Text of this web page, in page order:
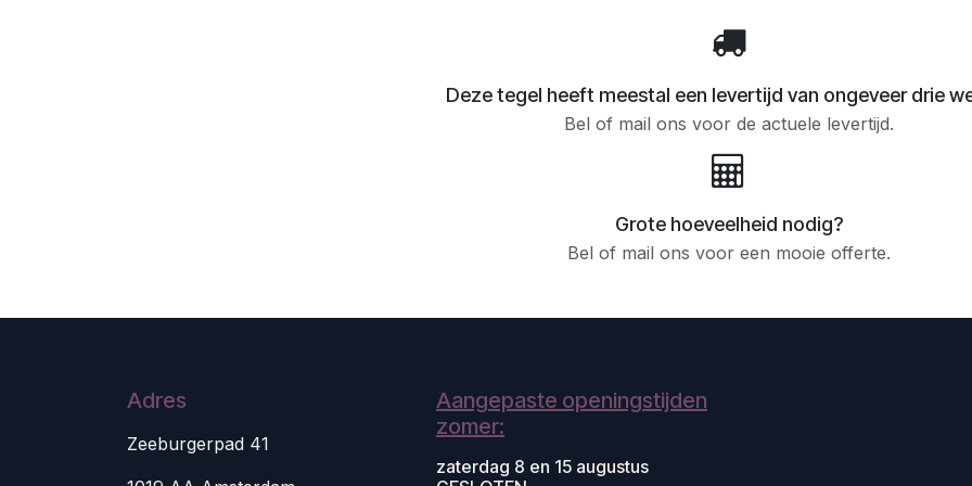
Deze tegel heeft meestal een levertijd van ongeveer drie
Bel of mail ons voor de actuele levertijd.
Grote hoeveelheid nodig?
Bel of mail ons voor een mooie offerte.
Adres
Zeeburgerpad 41
Aangepaste openingstijden
zomer:
zaterdag 8 en 15 augustus